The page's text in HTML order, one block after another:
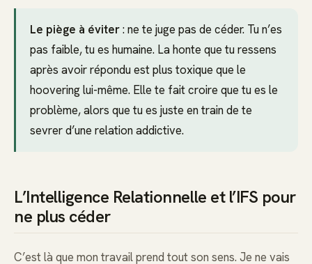
Le piège à éviter: ne te juge pas de céder. Tu n’es
pas faible, tu es humaine. La honte que tu ressens
après avoir répondu est plus toxique que le
hoovering lui-même. Elle te fait croire que tu es le
problème, alors que tu es juste en train de te
sevrer d’une relation addictive.
L’Intelligence Relationnelle et l’IFS pour
ne plus céder
C’est là que mon travail prend tout son sens. Je ne vais